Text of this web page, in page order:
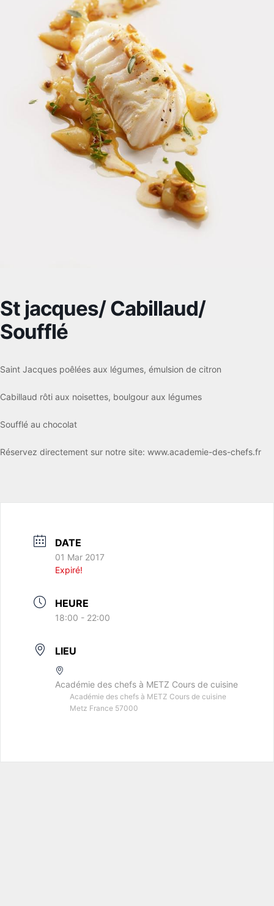
St jacques/ Cabillaud/
Soufflé
Saint Jacques poêlées aux légumes, émulsion de citron
Cabillaud rôti aux noisettes, boulgour aux légumes
Soufflé au chocolat
Réservez directement sur notre site: www.academie-des-chefs.fr
DATE
01 Mar 2017
Expiré!
HEURE
18:00 - 22:00
LIEU
Académie des chefs à METZ Cours de cuisine
Académie des chefs à METZ Cours de cuisine
Metz France 57000